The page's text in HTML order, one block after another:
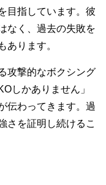
目指しています。彼
なく、過去の失敗を
あります。
攻撃的なボクシング
しかありません」
伝わってきます。過
さを証明し続けるこ